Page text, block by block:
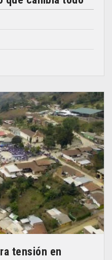
tensión en